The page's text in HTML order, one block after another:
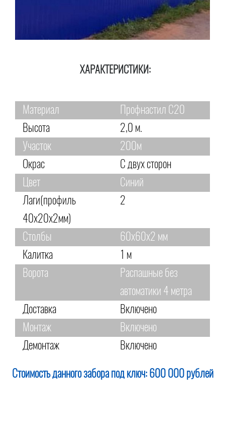
ХАРАКТЕРИСТИКИ:
Материал
Профнастил С20
Высота
2,0 м.
Участок
200м
Окрас
С двух сторон
Цвет
Синий
Лаги(профиль
40х20х2мм)
2
Столбы
60х60х2 мм
Калитка
1 м
Ворота
Распашные без
автоматики 4 метра
Доставка
Включено
Монтаж
Включено
Демонтаж
Включено
Стоимость данного забора под ключ: 600 000 рублей